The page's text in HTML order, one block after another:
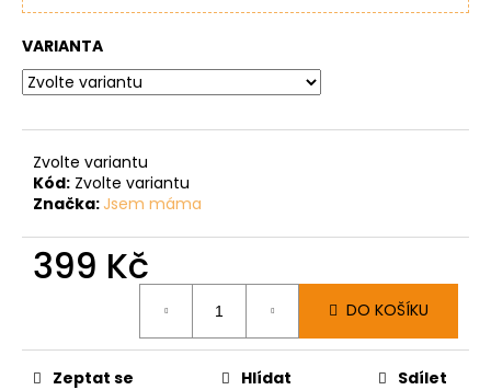
VARIANTA
Zvolte variantu
Kód: Zvolte variantu
Značka: Jsem máma
399 Kč
DO KOŠÍKU
Zeptat se Hlídat Sdílet